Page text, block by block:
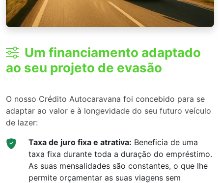
Um financiamento adaptado
ao seu projeto de evasão
O nosso Crédito Autocaravana foi concebido para se
adaptar ao valor e à longevidade do seu futuro veículo
de lazer:
Taxa de juro fixa e atrativa: Beneficia de uma
taxa fixa durante toda a duração do empréstimo.
As suas mensalidades são constantes, o que lhe
permite orçamentar as suas viagens sem